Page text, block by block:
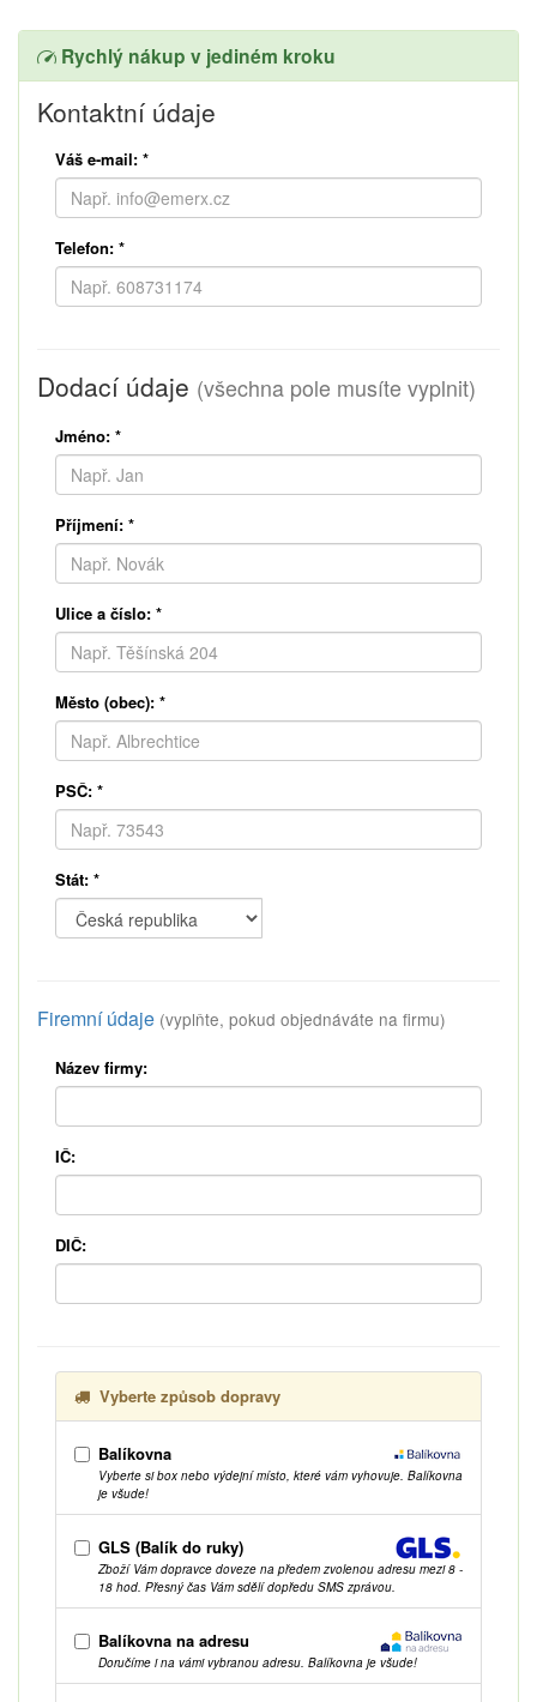
Rychlý nákup v jediném kroku
Kontaktní údaje
Váš e-mail: *
Telefon: *
Dodací údaje (všechna pole musíte vyplnit)
Jméno: *
Příjmení: *
Ulice a číslo: *
Město (obec): *
PSČ: *
Stát: *
Firemní údaje (vyplňte, pokud objednáváte na firmu)
Název firmy:
IČ:
DIČ:
Vyberte způsob dopravy
Balíkovna
Vyberte si box nebo výdejní místo, které vám vyhovuje. Balíkovna
je všude!
GLS (Balík do ruky)
Zboží Vám dopravce doveze na předem zvolenou adresu mezi 8 -
18 hod. Přesný čas Vám sdělí dopředu SMS zprávou.
Balíkovna na adresu
Doručíme i na vámi vybranou adresu. Balíkovna je všude!